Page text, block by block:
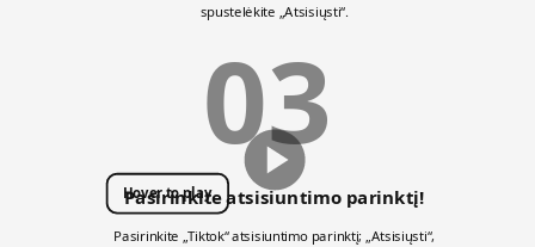
spustelėkite „Atsisiųsti“.
03
Hover to play
Pasirinkite atsisiuntimo parinktį!
Pasirinkite „Tiktok“ atsisiuntimo parinktį; „Atsisiųsti“,